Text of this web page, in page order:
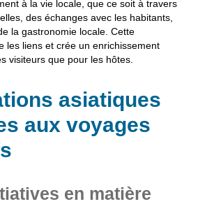
à la vie locale, que ce soit à travers
des échanges avec les habitants,
la gastronomie locale. Cette
les liens et crée un enrichissement
visiteurs que pour les hôtes.
asiatiques
aux voyages
en matière